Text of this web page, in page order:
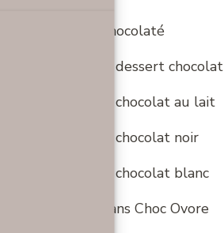
Fun & chocolaté
Recette dessert chocolat
Recette chocolat au lait
Recette chocolat noir
Recette chocolat blanc
Bons Plans Choc Ovore